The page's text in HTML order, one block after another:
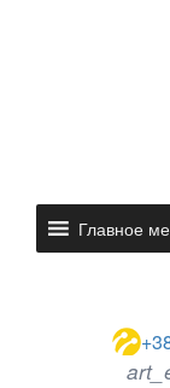
Главное